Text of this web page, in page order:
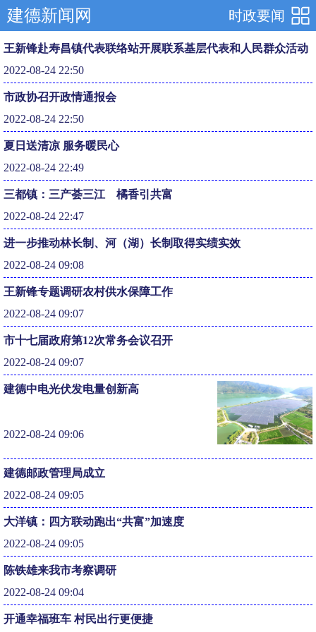
时政要闻
建德新闻网
王新锋赴寿昌镇代表联络站开展联系基层代表和人民群众活动
2022-08-24 22:50
市政协召开政情通报会
2022-08-24 22:50
夏日送清凉 服务暖民心
2022-08-24 22:49
三都镇：三产荟三江 橘香引共富
2022-08-24 22:47
进一步推动林长制、河（湖）长制取得实绩实效
2022-08-24 09:08
王新锋专题调研农村供水保障工作
2022-08-24 09:07
市十七届政府第12次常务会议召开
2022-08-24 09:07
建德中电光伏发电量创新高
2022-08-24 09:06
建德邮政管理局成立
2022-08-24 09:05
大洋镇：四方联动跑出“共富”加速度
2022-08-24 09:05
陈铁雄来我市考察调研
2022-08-24 09:04
开通幸福班车 村民出行更便捷